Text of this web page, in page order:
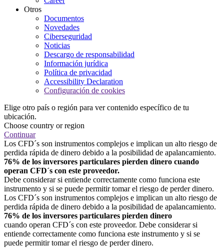
Otros
Documentos
Novedades
Ciberseguridad
Noticias
Descargo de responsabilidad
Información jurídica
Política de privacidad
Accessibility Declaration
Configuración de cookies
Elige otro país o región para ver contenido específico de tu
ubicación.
Choose country or region
Continuar
Los CFD´s son instrumentos complejos e implican un alto riesgo de
perdida rápida de dinero debido a la posibilidad de apalancamiento.
76% de los inversores particulares pierden dinero cuando
operan CFD´s con este proveedor.
Debe considerar si entiende correctamente como funciona este
instrumento y si se puede permitir tomar el riesgo de perder dinero.
Los CFD´s son instrumentos complejos e implican un alto riesgo de
perdida rápida de dinero debido a la posibilidad de apalancamiento.
76% de los inversores particulares pierden dinero
cuando operan CFD´s con este proveedor. Debe considerar si
entiende correctamente como funciona este instrumento y si se
puede permitir tomar el riesgo de perder dinero.